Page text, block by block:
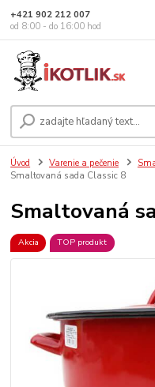
+421 902 212 007
od 8:00 - do 16:00 hod
Úvod Varenie a pečenie
Smaltovaná sada Classic 8
Smaltovaná
Akcia TOP produkt